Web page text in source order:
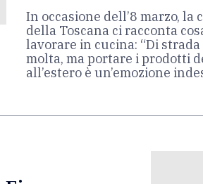
In occasione dell’8 marzo,
della Toscana ci racconta
lavorare in cucina: “Di
molta, ma portare i prodotti
all’estero è un’emozione